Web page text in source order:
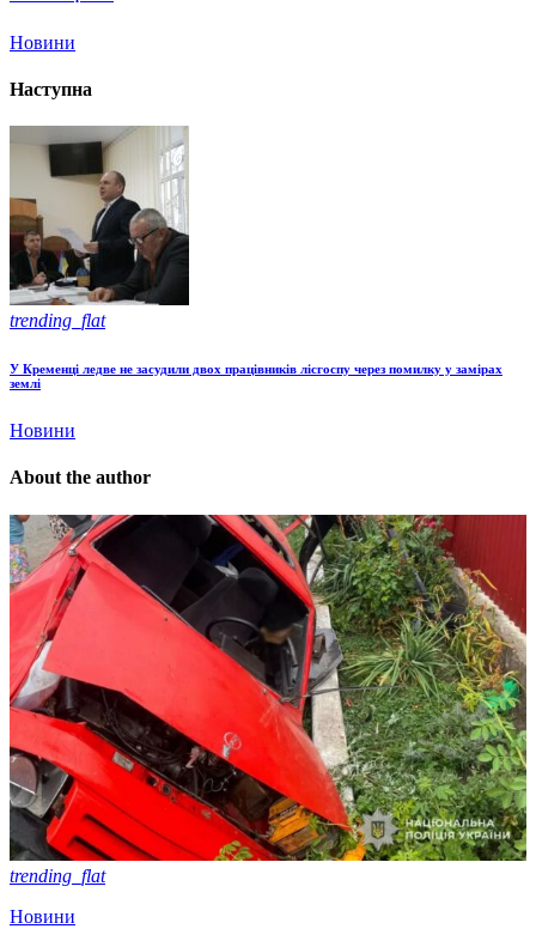
Новини
Наступна
trending_flat
У Кременці ледве не засудили двох працівників лісгоспу через помилку у замірах
землі
Новини
About the author
trending_flat
Новини